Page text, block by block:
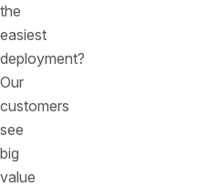
the
easiest
deployment?
Our
customers
see
big
value